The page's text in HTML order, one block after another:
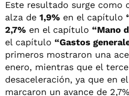
Este resultado surge como
alza de 1,9% en el capítulo
2,7% en el capítulo “Mano
el capítulo “Gastos
primeros mostraron una
enero, mientras que el
desaceleración, ya que en
marcaron un avance de